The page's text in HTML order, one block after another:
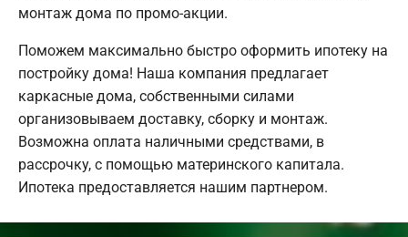
монтаж дома по промо-акции.
Поможем максимально быстро оформить ипотеку на
постройку дома! Наша компания предлагает
каркасные дома, собственными силами
организовываем доставку, сборку и монтаж.
Возможна оплата наличными средствами, в
рассрочку, с помощью материнского капитала.
Ипотека предоставляется нашим партнером.